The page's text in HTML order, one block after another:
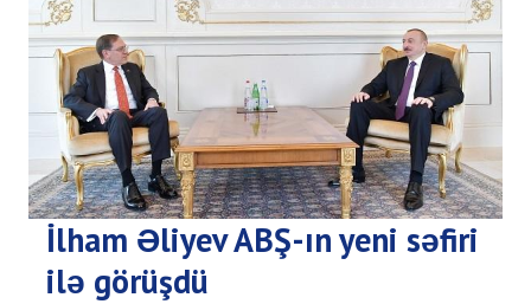
İlham Əliyev ABŞ-ın yeni səfiri
ilə görüşdü